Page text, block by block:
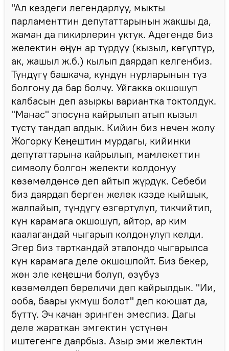
"Ал кездеги легендарлуу, мыкты
парламенттин депутаттарынын жакшы да,
жаман да пикирлерин уктук. Адегенде биз
желектин өӊүн ар түрдүү (кызыл, көгүлтүр,
ак, жашыл ж.б.) кылып даярдап келгенбиз.
Түндүгү башкача, күндүн нурларынын түз
болгону да бар болчу. Уйгакка окшошуп
калбасын деп азыркы вариантка токтолдук.
"Манас" эпосуна кайрылып атып кызыл
түстү тандап алдык. Кийин биз нечен жолу
Жогорку Кеӊештин мурдагы, кийинки
депутаттарына кайрылып, мамлекеттин
символу болгон желекти колдонуу
көзөмөлдөнсө деп айтып жүрдүк. Себеби
биз даярдап берген желек кээде кыйшык,
жалпайып, түндүгү өзгөртүлүп, тикчийтип,
күн карамага окшошуп, айтор, ар ким
каалагандай чыгарып колдонулуп келди.
Эгер биз тарткандай эталондо чыгарылса
күн карамага деле окшошпойт. Биз бекер,
жөн эле кеӊешчи болуп, өзүбүз
көзөмөлдөп береличи деп кайрылдык. "Ии,
ооба, баары укмуш болот" деп коюшат да,
бүттү. Эч качан эринген эмеспиз. Дагы
деле жараткан эмгектин үстүнөн
иштегенге даярбыз. Азыр эми желектин